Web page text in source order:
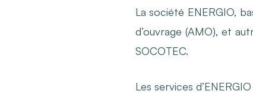
La société ENERGIO,
d’ouvrage (AMO), et
SOCOTEC.
Les services